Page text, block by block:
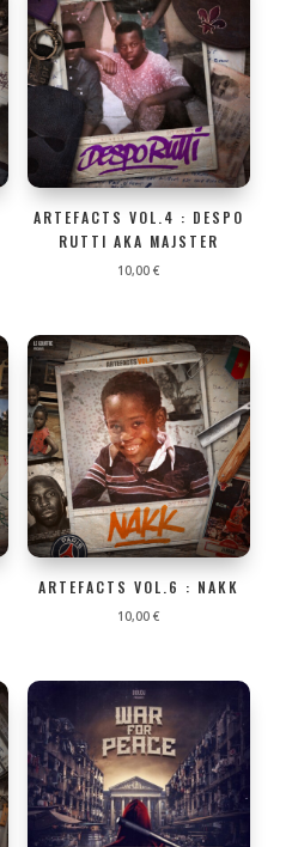
ARTEFACTS VOL.4 : DESPO
RUTTI AKA MAJSTER
10,00 €
ARTEFACTS VOL.6 : NAKK
10,00 €